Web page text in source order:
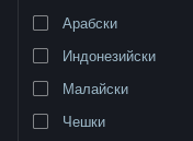
Арабски
Индонезийски
Малайски
Чешки